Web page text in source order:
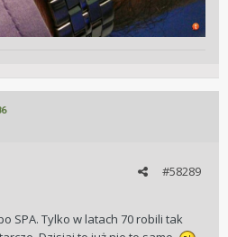
#58289
SPA. Tylko w latach 70 robili tak